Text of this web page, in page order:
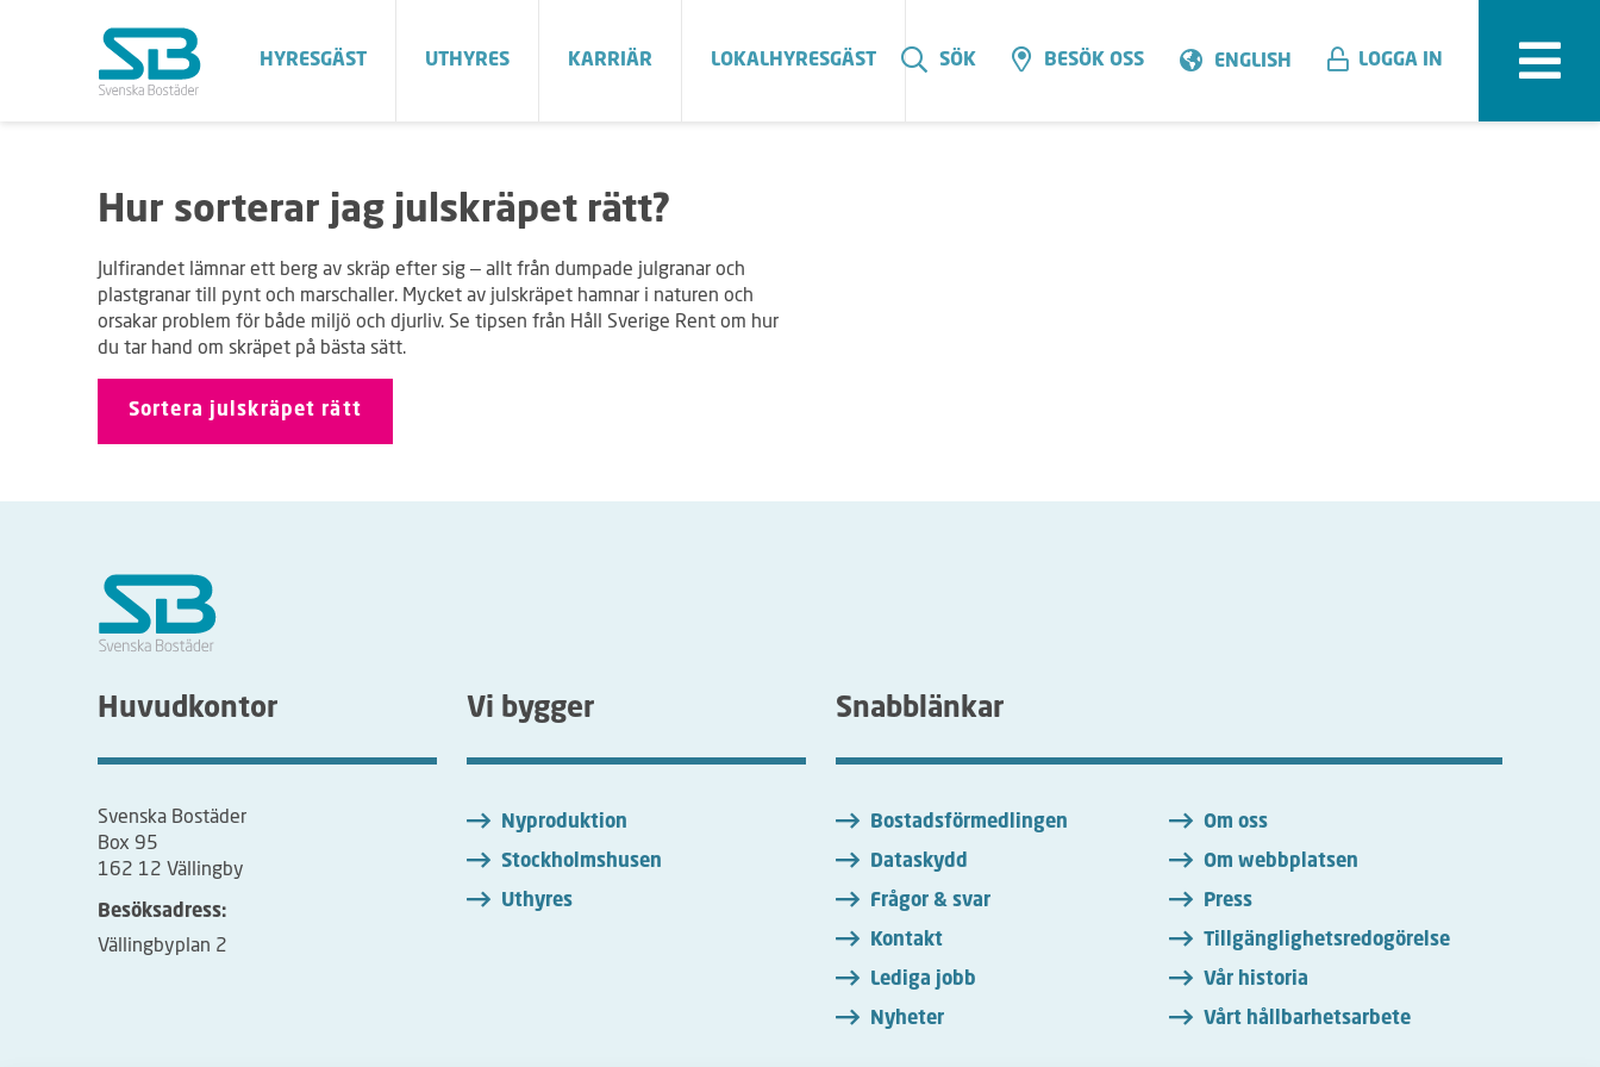
HYRESGÄST UTHYRES KARRIÄR LOKALHYRESGÄST SÖK BESÖK OSS ENGLISH LOGGA IN
Hur sorterar jag julskräpet rätt?
Julfirandet lämnar ett berg av skräp efter sig – allt från dumpade julgranar och
plastgranar till pynt och marschaller. Mycket av julskräpet hamnar i naturen och
orsakar problem för både miljö och djurliv. Se tipsen från Håll Sverige Rent om hur
du tar hand om skräpet på bästa sätt.
Sortera julskräpet rätt
Huvudkontor
Svenska Bostäder
Box 95
162 12 Vällingby
Besöksadress:
Vällingbyplan 2
Vi bygger
Nyproduktion
Stockholmshusen
Uthyres
Snabblänkar
Bostadsförmedlingen
Dataskydd
Frågor & svar
Kontakt
Lediga jobb
Nyheter
Om oss
Om webbplatsen
Press
Tillgänglighetsredogörelse
Vår historia
Vårt hållbarhetsarbete